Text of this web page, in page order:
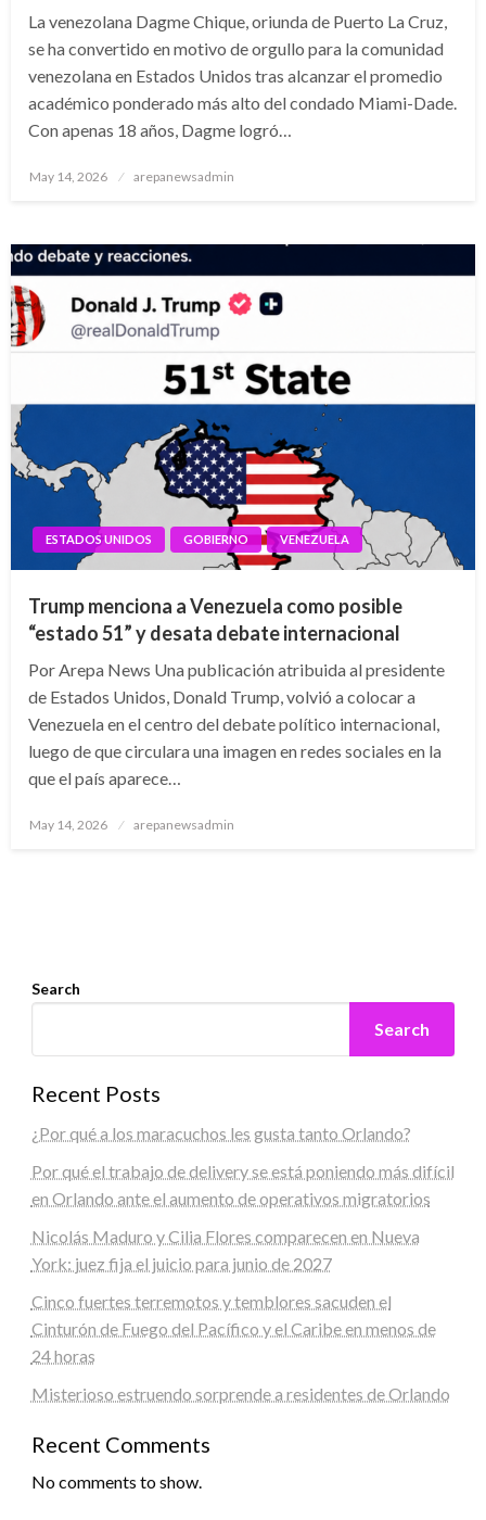
La venezolana Dagme Chique, oriunda de Puerto La Cruz,
se ha convertido en motivo de orgullo para la comunidad
venezolana en Estados Unidos tras alcanzar el promedio
académico ponderado más alto del condado Miami-Dade.
Con apenas 18 años, Dagme logró…
Posted
May 14, 2026 arepanewsadmin
ESTADOS UNIDOS GOBIERNO VENEZUELA
Trump menciona a Venezuela como posible
“estado 51” y desata debate internacional
Por Arepa News Una publicación atribuida al presidente
de Estados Unidos, Donald Trump, volvió a colocar a
Venezuela en el centro del debate político internacional,
luego de que circulara una imagen en redes sociales en la
que el país aparece…
Posted
May 14, 2026 arepanewsadmin
Search
Search
Recent Posts
¿Por qué a los maracuchos les gusta tanto Orlando?
Por qué el trabajo de delivery se está poniendo más difícil
en Orlando ante el aumento de operativos migratorios
Nicolás Maduro y Cilia Flores comparecen en Nueva
York: juez fija el juicio para junio de 2027
Cinco fuertes terremotos y temblores sacuden el
Cinturón de Fuego del Pacífico y el Caribe en menos de
24 horas
Misterioso estruendo sorprende a residentes de Orlando
Recent Comments
No comments to show.